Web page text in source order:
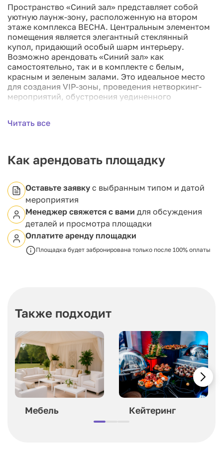
Пространство «Синий зал» представляет собой
уютную лаунж-зону, расположенную на втором
этаже комплекса ВЕСНА. Центральным элементом
помещения является элегантный стеклянный
купол, придающий особый шарм интерьеру.
Возможно арендовать «Синий зал» как
самостоятельно, так и в комплекте с белым,
красным и зеленым залами. Это идеальное место
для создания VIP-зоны, проведения нетворкинг-
мероприятий, обустроения уединенного
предусмотрена винтовая лестница из белого зала,
рассчитан на вместимость до 40 гостей.
Читать все
Как арендовать площадку
Оставьте заявку с выбранным типом и датой
мероприятия
Менеджер свяжется с вами для обсуждения
деталей и просмотра площадки
Оплатите аренду площадки
Площадка будет забронирована только после 100% оплаты
Также подходит
Мебель Кейтеринг